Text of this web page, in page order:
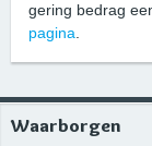
gering bedrag
pagina
Waarborgen